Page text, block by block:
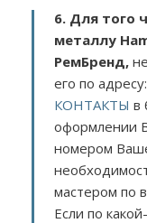
6. Для того
металлу
РемБренд,
его по адресу:
КОНТАКТЫ в
оформлении
номером
мастером по
Если по